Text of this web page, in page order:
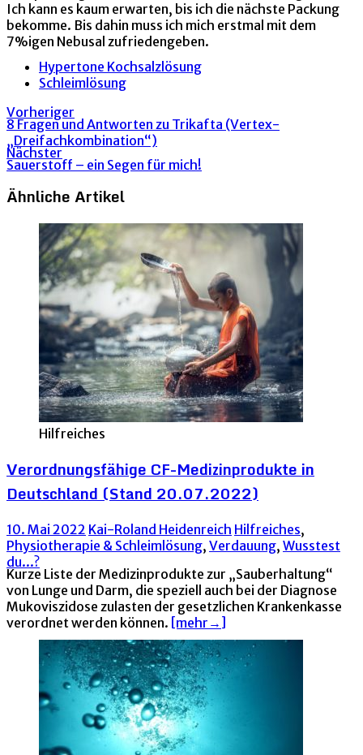
Ich kann es kaum erwarten, bis ich die nächste Packung
bekomme. Bis dahin muss ich mich erstmal mit dem
7%igen Nebusal zufriedengeben.
Hypertone Kochsalzlösung
Schleimlösung
Vorheriger
8 Fragen und Antworten zu Trikafta (Vertex-
„Dreifachkombination“)
Nächster
Sauerstoff – ein Segen für mich!
Ähnliche Artikel
Hilfreiches
Verordnungsfähige CF-Medizinprodukte in
Deutschland (Stand 20.07.2022)
10. Mai 2022 Kai-Roland Heidenreich Hilfreiches,
Physiotherapie & Schleimlösung, Verdauung, Wusstest
du...?
Kurze Liste der Medizinprodukte zur „Sauberhaltung“
von Lunge und Darm, die speziell auch bei der Diagnose
Mukoviszidose zulasten der gesetzlichen Krankenkasse
verordnet werden können. [mehr→]